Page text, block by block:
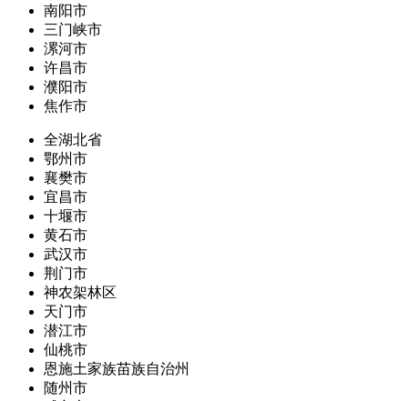
南阳市
三门峡市
漯河市
许昌市
濮阳市
焦作市
全湖北省
鄂州市
襄樊市
宜昌市
十堰市
黄石市
武汉市
荆门市
神农架林区
天门市
潜江市
仙桃市
恩施土家族苗族自治州
随州市